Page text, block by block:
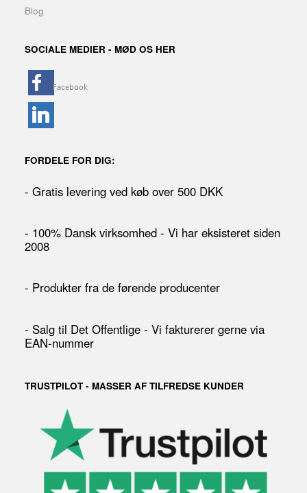
Blog
SOCIALE MEDIER - MØD OS HER
FORDELE FOR DIG:
- Gratis levering ved køb over 500 DKK
- 100% Dansk virksomhed - Vi har eksisteret siden
2008
- Produkter fra de førende producenter
- Salg til Det Offentlige - Vi fakturerer gerne via
EAN-nummer
TRUSTPILOT - MASSER AF TILFREDSE KUNDER